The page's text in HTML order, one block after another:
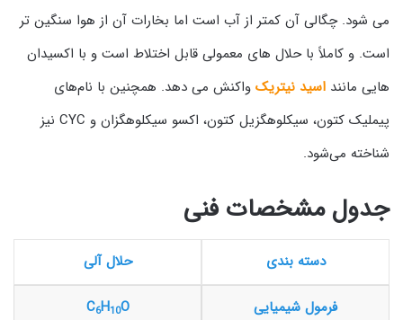
می شود. چگالی آن کمتر از آب است اما بخارات آن از هوا سنگین تر
است. و کاملاً با حلال های معمولی قابل اختلاط است و با اکسیدان
هایی مانند اسید نیتریک واکنش می دهد. همچنین با نام‌های
پیملیک کتون، سیکلوهگزیل کتون، اکسو سیکلوهگزان و CYC نیز
شناخته می‌شود.
جدول مشخصات فنی
دسته بندی حلال آلی
فرمول شیمیایی C6H10O